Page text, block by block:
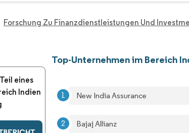
Forschung Zu Finanzdienstleistungen Und
eines
Indien
Top-Unternehmen im Bereich
New India Assurance
Bajaj Allianz